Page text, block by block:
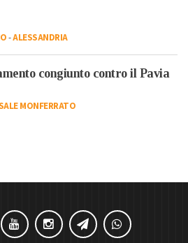
-ALESSANDRIA
congiunto contro il Pavia
MONFERRATO